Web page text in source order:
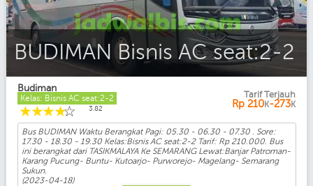
BUDIMAN Bisnis AC seat:2-2
Budiman
Kelas: Bisnis AC seat:2-2
☆
☆
☆
☆
☆ 3.82
Tarif Terjauh
Rp 210K-273K
Bus BUDIMAN Waktu Berangkat Pagi: 05.30 - 06.30 - 07.30 . Sore:
17.30 - 18.30 - 19.30 Kelas:Bisnis AC seat:2-2 Tarif: Rp 210.000. Bus
ini berangkat dari TASIKMALAYA Ke SEMARANG Lewat:Banjar Patroman-
Karang Pucung- Buntu- Kutoarjo- Purworejo- Magelang- Semarang
Sukun.
(2023-04-18)